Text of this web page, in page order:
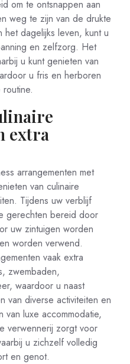
om te ontsnappen aan
weg te zijn van de drukte
het dagelijks leven, kunt u
en zelfzorg. Het
u kunt genieten van
u fris en herboren
extra
arrangementen met
van culinaire
Tijdens uw verblijf
gerechten bereid door
uw zintuigen worden
worden verwend.
vaak extra
zwembaden,
waardoor u naast
van diverse activiteiten en
van luxe accommodatie,
verwennerij zorgt voor
u zichzelf volledig
en genot.